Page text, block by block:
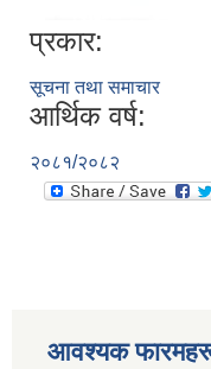
प्रकार:
सूचना तथा समाचार
आर्थिक वर्ष:
२०८१/२०८२
आवश्यक